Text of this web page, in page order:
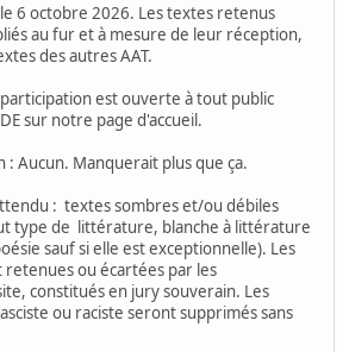
6 octobre 2026. Les textes retenus
au fur et à mesure de leur réception,
des autres AAT.
est ouverte à tout public
sur notre page d'accueil.
: Aucun. Manquerait plus que ça.
: textes sombres et/ou débiles
type de littérature, blanche à littérature
sauf si elle est exceptionnelle). Les
ou écartées par les
constitués en jury souverain. Les
ou raciste seront supprimés sans